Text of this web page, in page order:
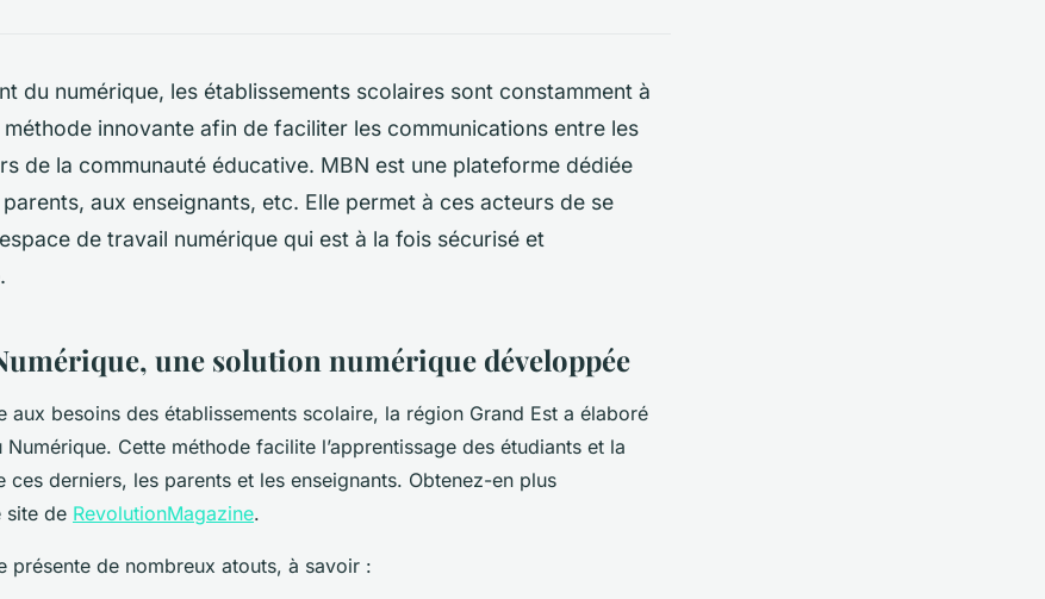
du numérique, les établissements scolaires sont constamment à
innovante afin de faciliter les communications entre les
de la communauté éducative. MBN est une plateforme dédiée
aux enseignants, etc. Elle permet à ces acteurs de se
de travail numérique qui est à la fois sécurisé et
une solution numérique développée
aux besoins des établissements scolaire, la région Grand Est a élaboré
Numérique. Cette méthode facilite l’apprentissage des étudiants et la
ces derniers, les parents et les enseignants. Obtenez-en plus
site de RevolutionMagazine.
présente de nombreux atouts, à savoir :